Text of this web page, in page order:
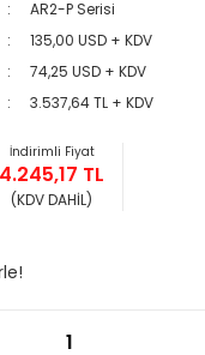
AR2-P Serisi
135,00 USD + KDV
74,25 USD + KDV
3.537,64 TL + KDV
İndirimli Fiyat
4.245,17 TL
(KDV DAHİL)